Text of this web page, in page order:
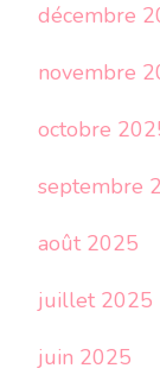
décembre
novembre
octobre
septembre
août 2025
juillet 2025
juin 2025